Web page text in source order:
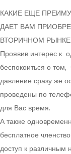
КАКИЕ ЕЩЕ
ДАЕТ ВАМ
ВТОРИЧНОМ
Проявив интерес к
беспокоиться о
давление сразу же
проведены по
для Вас время.
А также
бесплатное
доступ к различным